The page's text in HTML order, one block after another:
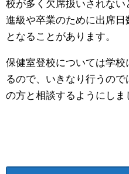
校が多く欠席扱いされない
進級や卒業のために出席
となることがあります。
保健室登校については学
るので、いきなり行うの
の方と相談するようにしま